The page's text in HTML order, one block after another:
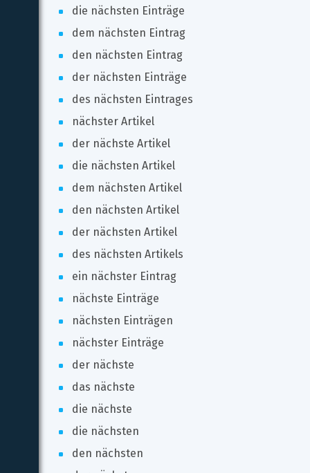
die nächsten Einträge
dem nächsten Eintrag
den nächsten Eintrag
der nächsten Einträge
des nächsten Eintrages
nächster Artikel
der nächste Artikel
die nächsten Artikel
dem nächsten Artikel
den nächsten Artikel
der nächsten Artikel
des nächsten Artikels
ein nächster Eintrag
nächste Einträge
nächsten Einträgen
nächster Einträge
der nächste
das nächste
die nächste
die nächsten
den nächsten